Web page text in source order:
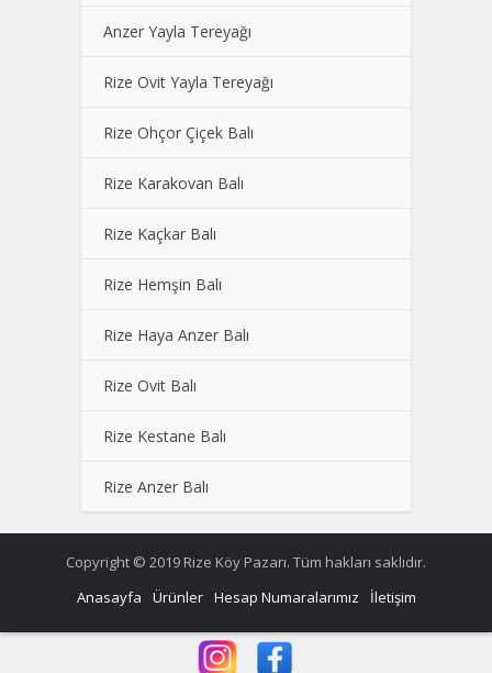
Anzer Yayla Tereyağı
Rize Ovit Yayla Tereyağı
Rize Ohçor Çiçek Balı
Rize Karakovan Balı
Rize Kaçkar Balı
Rize Hemşin Balı
Rize Haya Anzer Balı
Rize Ovit Balı
Rize Kestane Balı
Rize Anzer Balı
Copyright © 2019 Rize Köy Pazarı. Tüm hakları saklıdır.
Anasayfa
Ürünler Hesap Numaralarımız İletişim